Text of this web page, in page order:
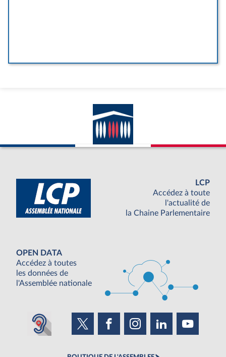
LCP
Accédez à toute
l'actualité de
la Chaine Parlementaire
OPEN DATA
Accédez à toutes
les données de
l'Assemblée nationale